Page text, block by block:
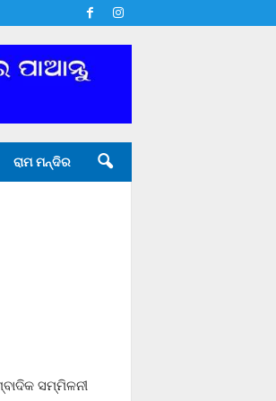
ରାମ ମନ୍ଦିର
ସମ୍ମିଳନୀ